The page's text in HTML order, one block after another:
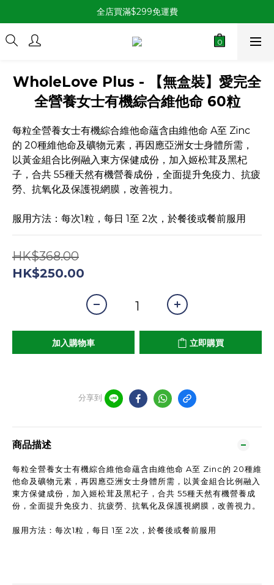
全店買滿$299免運費
WholeLove Plus - 【無盒裝】愛完全
全營養女士有機綜合維他命 60粒
每粒全營養女士有機綜合維他命蘊含由維他命 A至 Zinc
的 20種維他命及礦物元素，再因應亞洲女士身體所需，
以黃金組合比例融入東方保健成份，加入姬松茸及黑杞
子，合共 55種天然有機營養成份，全面提升免疫力、抗疲
勞、抗氧化及保護視網膜，改善視力。
服用方法：每次1粒，每日 1至 2次，於餐後或餐前服用
HK$368.00
HK$250.00
加入購物車 立即購買
分享到
商品描述
每粒全營養女士有機綜合維他命蘊含由維他命 A至 Zinc的 20種維
他命及礦物元素，再因應亞洲女士身體所需，以黃金組合比例融入
東方保健成份，加入姬松茸及黑杞子，合共 55種天然有機營養成
份，全面提升免疫力、抗疲勞、抗氧化及保護視網膜，改善視力。
服用方法：每次1粒，每日 1至 2次，於餐後或餐前服用